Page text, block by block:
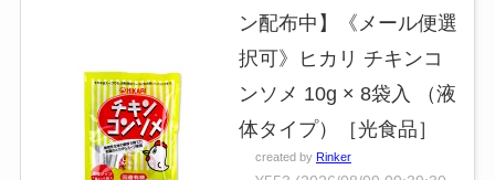
ン配布中】《メール便選
択可》ヒカリ チキンコ
ンソメ 10g × 8袋入 （液
体タイプ）［光食品］
created by Rinker